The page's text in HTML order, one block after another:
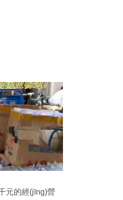
元的經(jīng)營